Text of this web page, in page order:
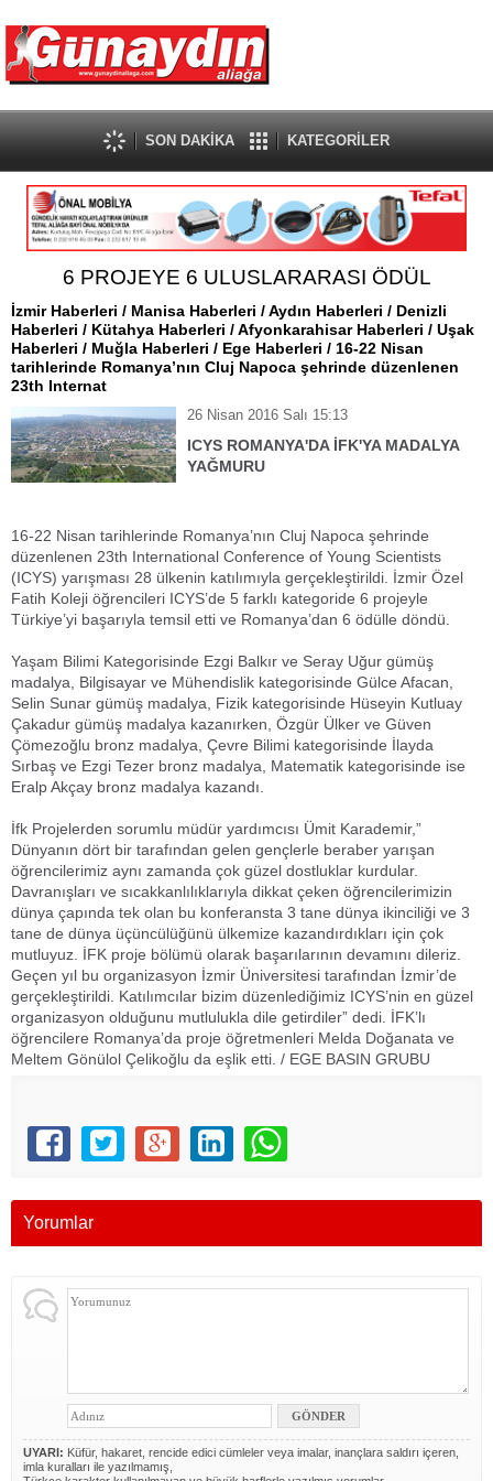
SON DAKİKA KATEGORİLER
6 PROJEYE 6 ULUSLARARASI ÖDÜL
İzmir Haberleri / Manisa Haberleri / Aydın Haberleri / Denizli
Haberleri / Kütahya Haberleri / Afyonkarahisar Haberleri / Uşak
Haberleri / Muğla Haberleri / Ege Haberleri / 16-22 Nisan
tarihlerinde Romanya’nın Cluj Napoca şehrinde düzenlenen
23th Internat
26 Nisan 2016 Salı 15:13
ICYS ROMANYA'DA İFK'YA MADALYA
YAĞMURU
16-22 Nisan tarihlerinde Romanya’nın Cluj Napoca şehrinde
düzenlenen 23th International Conference of Young Scientists
(ICYS) yarışması 28 ülkenin katılımıyla gerçekleştirildi. İzmir Özel
Fatih Koleji öğrencileri ICYS’de 5 farklı kategoride 6 projeyle
Türkiye’yi başarıyla temsil etti ve Romanya’dan 6 ödülle döndü.
Yaşam Bilimi Kategorisinde Ezgi Balkır ve Seray Uğur gümüş
madalya, Bilgisayar ve Mühendislik kategorisinde Gülce Afacan,
Selin Sunar gümüş madalya, Fizik kategorisinde Hüseyin Kutluay
Çakadur gümüş madalya kazanırken, Özgür Ülker ve Güven
Çömezoğlu bronz madalya, Çevre Bilimi kategorisinde İlayda
Sırbaş ve Ezgi Tezer bronz madalya, Matematik kategorisinde ise
Eralp Akçay bronz madalya kazandı.
İfk Projelerden sorumlu müdür yardımcısı Ümit Karademir,”
Dünyanın dört bir tarafından gelen gençlerle beraber yarışan
öğrencilerimiz aynı zamanda çok güzel dostluklar kurdular.
Davranışları ve sıcakkanlılıklarıyla dikkat çeken öğrencilerimizin
dünya çapında tek olan bu konferansta 3 tane dünya ikinciliği ve 3
tane de dünya üçüncülüğünü ülkemize kazandırdıkları için çok
mutluyuz. İFK proje bölümü olarak başarılarının devamını dileriz.
Geçen yıl bu organizasyon İzmir Üniversitesi tarafından İzmir’de
gerçekleştirildi. Katılımcılar bizim düzenlediğimiz ICYS’nin en güzel
organizasyon olduğunu mutlulukla dile getirdiler” dedi. İFK’lı
öğrencilere Romanya’da proje öğretmenleri Melda Doğanata ve
Meltem Gönülol Çelikoğlu da eşlik etti. / EGE BASIN GRUBU
Yorumlar
UYARI: Küfür, hakaret, rencide edici cümleler veya imalar, inançlara saldırı içeren,
imla kuralları ile yazılmamış,